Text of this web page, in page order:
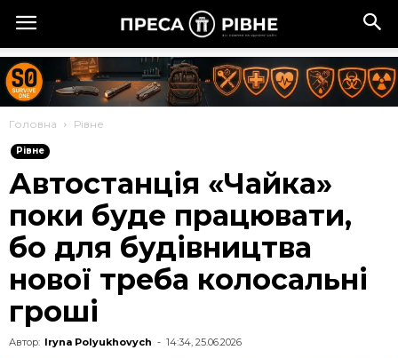
Головна Рівне
Рівне
Автостанція «Чайка»
поки буде працювати,
бо для будівництва
нової треба колосальні
гроші
Автор: Iryna Polyukhovych - 14:34, 25.06.2026